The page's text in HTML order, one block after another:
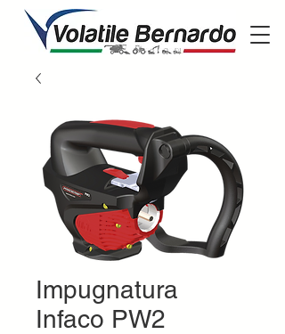
Impugnatura
Infaco PW2